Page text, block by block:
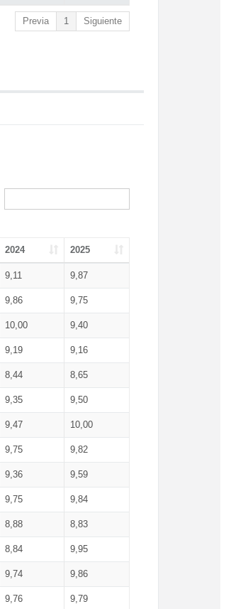
Previa 1 Siguiente
2024 2025
9,11 9,87
9,86 9,75
10,00 9,40
9,19 9,16
8,44 8,65
9,35 9,50
9,47 10,00
9,75 9,82
9,36 9,59
9,75 9,84
8,88 8,83
8,84 9,95
9,74 9,86
9,76 9,79